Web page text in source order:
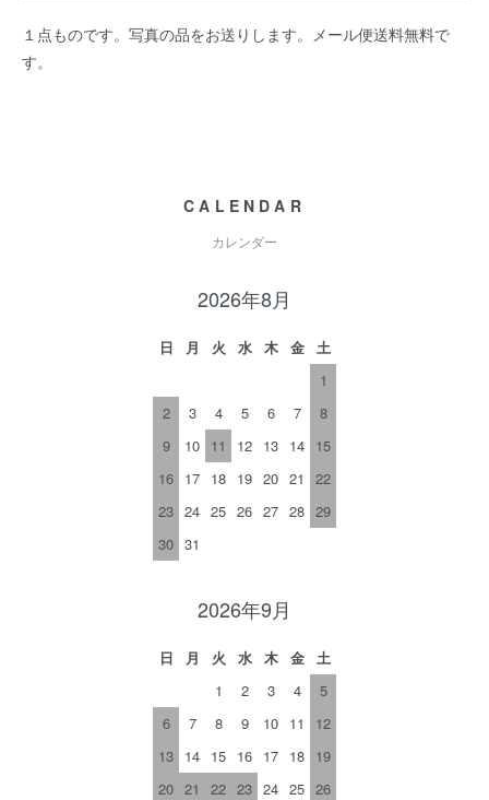
１点ものです。写真の品をお送りします。メール便送料無料で
す。
CALENDAR
カレンダー
2026年8月
日 月 火 水 木 金
土
1
2
3 4 5 6 7
8
9
10 11 12 13 14 15
16 17 18 19 20 21
22
23 24 25 26 27 28 29
30 31
2026年9月
日 月 火 水 木 金
土
1
2 3 4
5
6
7 8 9 10 11
12
13 14 15 16 17 18 19
20 21 22 23 24 25 26